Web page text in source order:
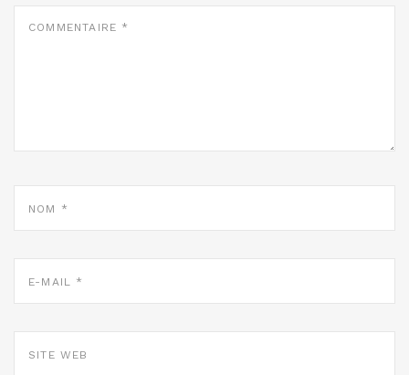
COMMENTAIRE
NOM
E-
MAIL
SITE
WEB